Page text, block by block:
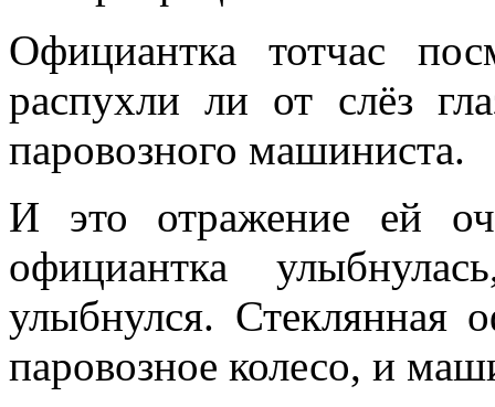
Официантка тотчас
распухли ли от слёз
паровозного машиниста.
И это отражение ей
официантка
улыбнулся. Стеклянная
паровозное колесо, и